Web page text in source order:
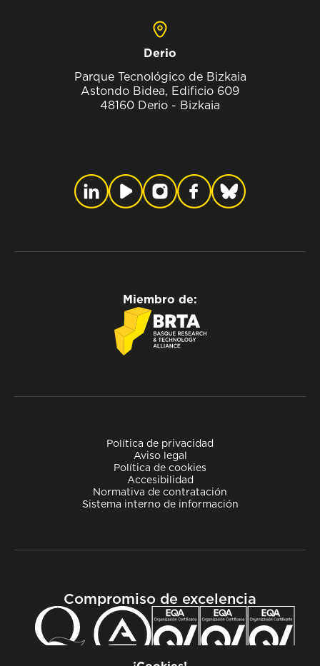
Derio
Parque Tecnológico de Bizkaia
Astondo Bidea, Edificio 609
48160 Derio - Bizkaia
Política de privacidad
Aviso legal
Política de cookies
Accesibilidad
Normativa de contratación
Sistema interno de información
Miembro de:
Compromiso de excelencia